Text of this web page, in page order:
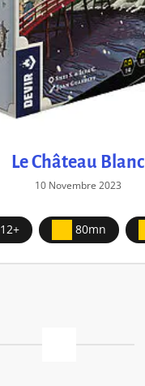
Le Château Blanc
10 Novembre 2023
12+ 80mn